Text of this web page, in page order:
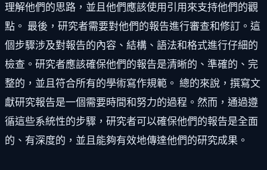
理解他們的思路，並且他們應該使用引用來支持他們的觀
點。 最後，研究者需要對他們的報告進行審查和修訂。這
個步驟涉及對報告的內容、結構、語法和格式進行仔細的
檢查。研究者應該確保他們的報告是清晰的、準確的、完
整的，並且符合所有的學術寫作規範。 總的來說，撰寫文
獻研究報告是一個需要時間和努力的過程。然而，通過遵
循這些系統性的步驟，研究者可以確保他們的報告是全面
的、有深度的，並且能夠有效地傳達他們的研究成果。